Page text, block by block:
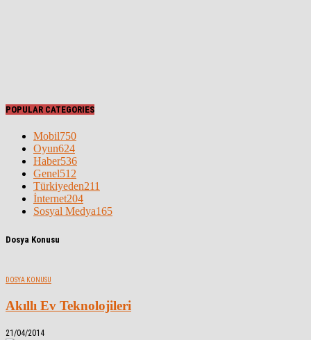
POPULAR CATEGORIES
Mobil750
Oyun624
Haber536
Genel512
Türkiyeden211
İnternet204
Sosyal Medya165
Dosya Konusu
DOSYA KONUSU
Akıllı Ev Teknolojileri
21/04/2014